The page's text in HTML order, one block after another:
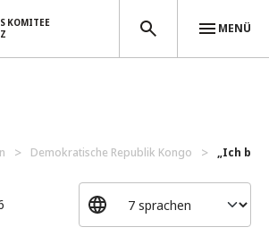
KOMITEE
MENÜ
Demokratische Republik Kongo „Ich bin